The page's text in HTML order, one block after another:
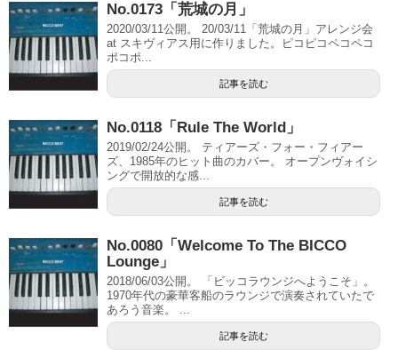
No.0173「荒城の月」
2020/03/11公開。 20/03/11「荒城の月」アレンジ会
at スキヴィアス用に作りました。ピコピコペコペコ
ポコポ...
記事を読む
No.0118「Rule The World」
2019/02/24公開。 ティアーズ・フォー・フィアー
ズ、1985年のヒット曲のカバー。 オープンヴォイシ
ングで開放的な感...
記事を読む
No.0080「Welcome To The BICCO
Lounge」
2018/06/03公開。 「ビッコラウンジへようこそ」。
1970年代の豪華客船のラウンジで演奏されていたで
あろう音楽。 ...
記事を読む